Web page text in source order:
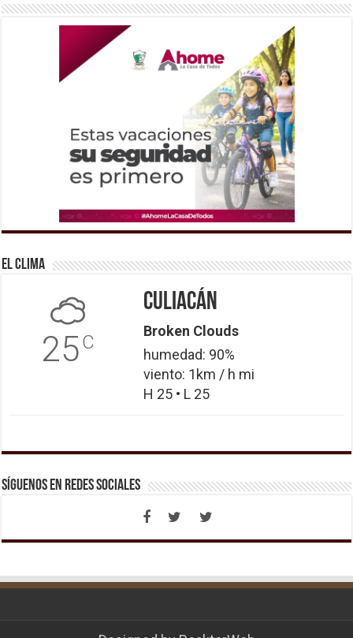
El Clima
25C
Culiacán
Broken Clouds
humedad: 90%
viento: 1km / h mi
H 25 • L 25
Síguenos en Redes Sociales